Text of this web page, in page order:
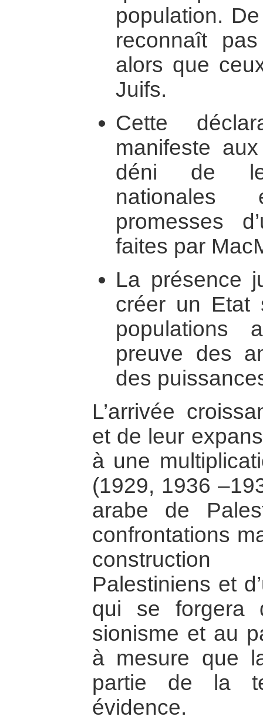
population.
reconnaît
alors que
Juifs.
Cette
manifeste
déni de
promesses
faites par
La présence
créer un Etat
populations
preuve des
des
L’arrivée
et de leur
à une
(1929, 1936
arabe de
confrontations
Palestiniens et
qui se forgera
sionisme et au
à mesure que
partie de la
évidence.